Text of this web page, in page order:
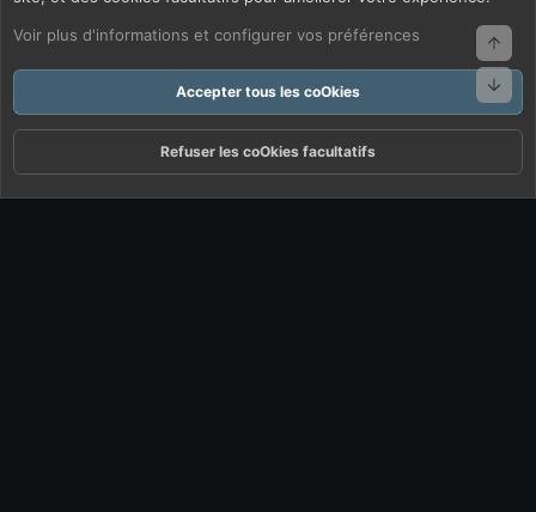
Voir plus d'informations et configurer vos préférences
Accepter tous les coOkies
Refuser les coOkies facultatifs